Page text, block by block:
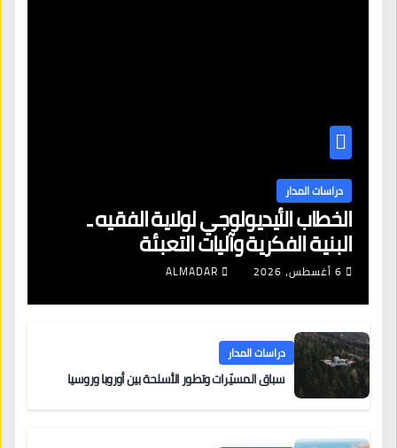
دراسات المدار
الخطاب الأيديولوجي لولاية الفقيه ـ
البنية الفكرية وآليات التعبئة
6 أغسطس، 2026 ALMADAR
دراسات المدار
سباق المسيّرات وتطور الأسلحة بين أوروبا وروسيا